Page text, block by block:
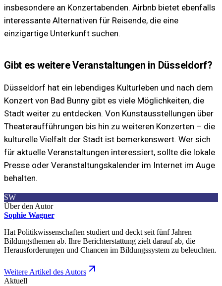
insbesondere an Konzertabenden. Airbnb bietet ebenfalls
interessante Alternativen für Reisende, die eine
einzigartige Unterkunft suchen.
Gibt es weitere Veranstaltungen in Düsseldorf?
Düsseldorf hat ein lebendiges Kulturleben und nach dem
Konzert von Bad Bunny gibt es viele Möglichkeiten, die
Stadt weiter zu entdecken. Von Kunstausstellungen über
Theateraufführungen bis hin zu weiteren Konzerten – die
kulturelle Vielfalt der Stadt ist bemerkenswert. Wer sich
für aktuelle Veranstaltungen interessiert, sollte die lokale
Presse oder Veranstaltungskalender im Internet im Auge
behalten.
SW
Über den Autor
Sophie Wagner
Hat Politikwissenschaften studiert und deckt seit fünf Jahren
Bildungsthemen ab. Ihre Berichterstattung zielt darauf ab, die
Herausforderungen und Chancen im Bildungssystem zu beleuchten.
Weitere Artikel des Autors
Aktuell